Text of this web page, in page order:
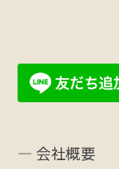
― 会社概要